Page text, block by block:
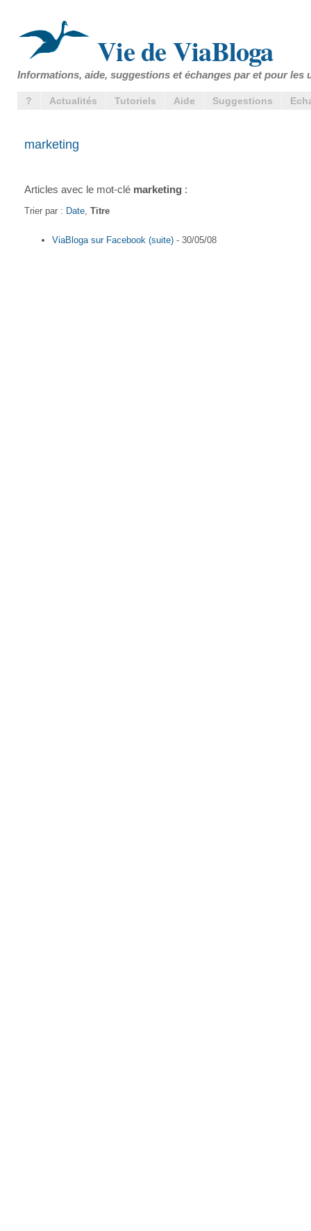
Vie de ViaBloga
Informations, aide, suggestions et échanges par et pour les
? Actualités Tutoriels Aide Suggestions
marketing
Articles avec le mot-clé marketing :
Trier par : Date Titre
ViaBloga sur Facebook (suite) - 30/05/08